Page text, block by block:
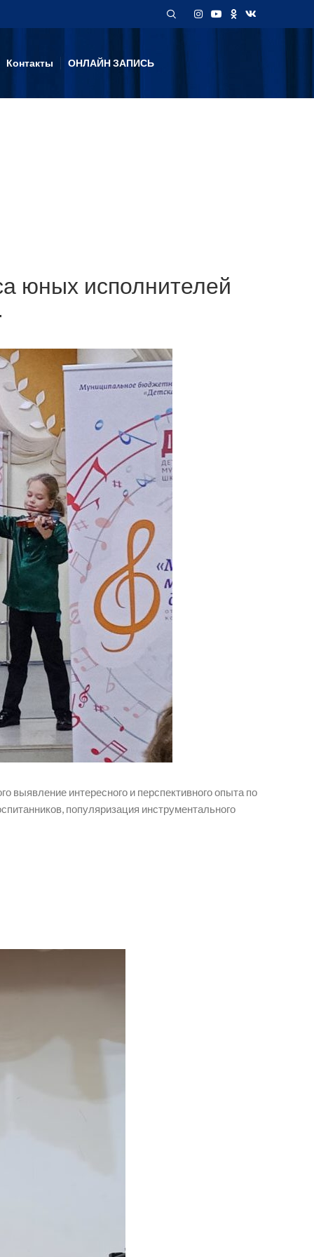
Контакты ОНЛАЙН ЗАПИСЬ
юных исполнителей​
выявление интересного и перспективного опыта по
популяризация инструментального